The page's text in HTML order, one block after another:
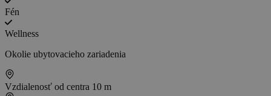
Fén
Wellness
Okolie ubytovacieho zariadenia
Vzdialenosť od centra 10 m